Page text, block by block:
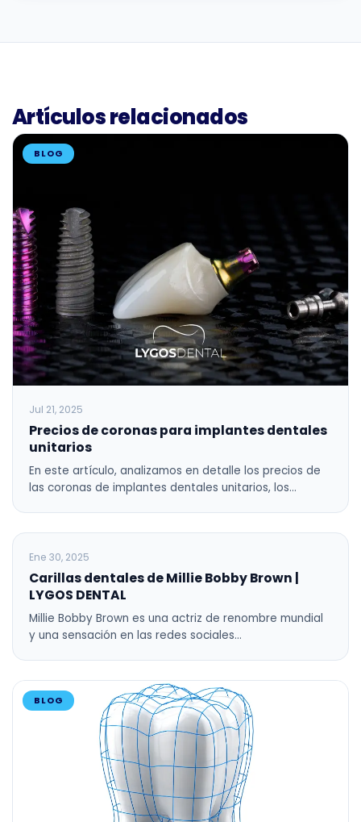
Artículos relacionados
BLOG
Jul 21, 2025
Precios de coronas para implantes dentales
unitarios
En este artículo, analizamos en detalle los precios de
las coronas de implantes dentales unitarios, los…
BLOG
Ene 30, 2025
Carillas dentales de Millie Bobby Brown |
LYGOS DENTAL
Millie Bobby Brown es una actriz de renombre mundial
y una sensación en las redes sociales…
BLOG